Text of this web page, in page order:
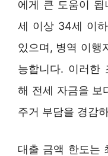
에게 큰 도움이
세 이상 34세 이
있으며, 병역 이행
능합니다. 이러한
해 전세 자금을 보
주거 부담을 경감
대출 금액 한도는